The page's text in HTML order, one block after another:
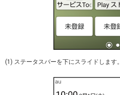
(1) ステータスバーを下にスライドします。